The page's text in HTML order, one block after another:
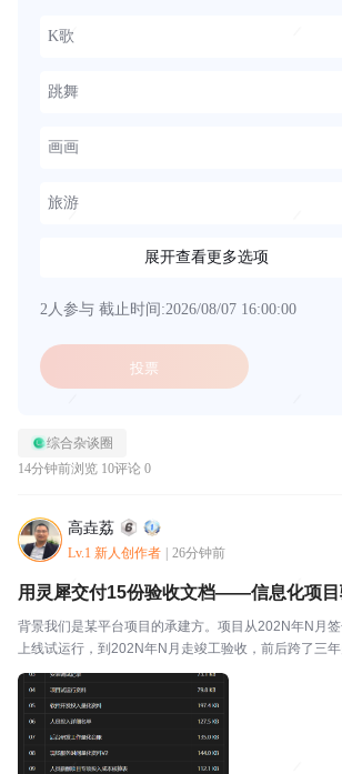
K歌
跳舞
画画
旅游
展开查看更多选项
2人参与 截止时间:2026/08/07 16:00:00
投票
综合杂谈圈
14分钟前浏览 10评论 0
高垚荔
Lv.1 新人创作者 26分钟前
用灵犀交付15份验收文档——信息化项目
背景我们是某平台项目的承建方。项目从202N年N月
上线试运行，到202N年N月走竣工验收，前后跨了三
要求提交一整套结算资料，加起来十五份文档，覆盖从
全链条。这十五份文档要是全靠人工写，光是理清...